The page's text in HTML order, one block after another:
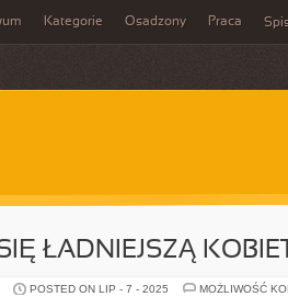
Kategorie Osadzony Praca
ŁADNIEJSZĄ
POSTED ON LIP - 7 - 2025
MOŻLIWOŚĆ